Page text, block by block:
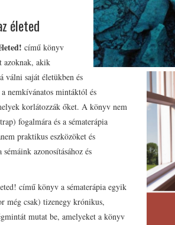
életed
című könyv
azoknak, akik
válni saját életükben és
nemkívánatos mintáktól és
korlátozzák őket. A könyv nem
fogalmára és a sématerápia
praktikus eszközöket és
azonosításához és
című könyv a sématerápia egyik
még csak) tizenegy krónikus,
mutat be, amelyeket a könyv